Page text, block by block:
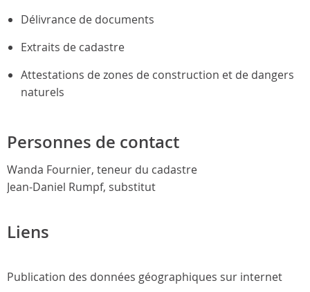
Délivrance de documents
Extraits de cadastre
Attestations de zones de construction et de dangers
naturels
Personnes de contact
Wanda Fournier, teneur du cadastre
Jean-Daniel Rumpf, substitut
Liens
Publication des données géographiques sur internet